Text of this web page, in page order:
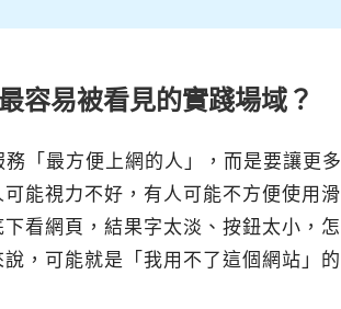
容易被看見的實踐場域？
「最方便上網的人」，而是要讓更多
能視力不好，有人可能不方便使用滑
看網頁，結果字太淡、按鈕太小，怎
，可能就是「我用不了這個網站」的